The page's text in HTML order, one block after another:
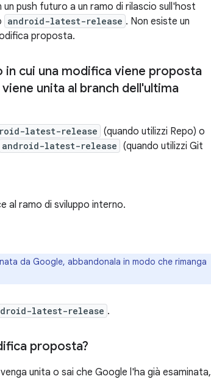
push futuro a un ramo di rilascio sull'host
android-latest-release . Non esiste un
proposta.
in cui una modifica viene proposta
unita al branch dell'ultima
latest-release (quando utilizzi Repo) o
android-latest-release (quando utilizzi Git
al ramo di sviluppo interno.
da Google, abbandonala in modo che rimanga
latest-release .
proposta?
unita o sai che Google l'ha già esaminata,